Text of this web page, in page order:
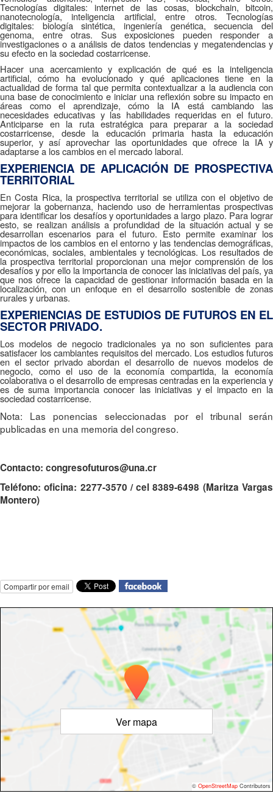
Tecnologías digitales: internet de las cosas, blockchain, bitcoin,
nanotecnología, inteligencia artificial, entre otros. Tecnologías
digitales: biología sintética, ingeniería genética, secuencia del
genoma, entre otras. Sus exposiciones pueden responder a
investigaciones o a análisis de datos tendencias y megatendencias y
su efecto en la sociedad costarricense.
Hacer una acercamiento y explicación de qué es la inteligencia
artificial, cómo ha evolucionado y qué aplicaciones tiene en la
actualidad de forma tal que permita contextualizar a la audiencia con
una base de conocimiento e iniciar una reflexión sobre su impacto en
áreas como el aprendizaje, cómo la IA está cambiando las
necesidades educativas y las habilidades requeridas en el futuro.
Anticiparse en la ruta estratégica para preparar a la sociedad
costarricense, desde la educación primaria hasta la educación
superior, y así aprovechar las oportunidades que ofrece la IA y
adaptarse a los cambios en el mercado laboral.
EXPERIENCIA DE APLICACIÓN DE PROSPECTIVA
TERRITORIAL
En Costa Rica, la prospectiva territorial se utiliza con el objetivo de
mejorar la gobernanza, haciendo uso de herramientas prospectivas
para identificar los desafíos y oportunidades a largo plazo. Para lograr
esto, se realizan análisis a profundidad de la situación actual y se
desarrollan escenarios para el futuro. Esto permite examinar los
impactos de los cambios en el entorno y las tendencias demográficas,
económicas, sociales, ambientales y tecnológicas. Los resultados de
la prospectiva territorial proporcionan una mejor comprensión de los
desafíos y por ello la importancia de conocer las iniciativas del país, ya
que nos ofrece la capacidad de gestionar información basada en la
localización, con un enfoque en el desarrollo sostenible de zonas
rurales y urbanas.
EXPERIENCIAS DE ESTUDIOS DE FUTUROS EN EL
SECTOR PRIVADO.
Los modelos de negocio tradicionales ya no son suficientes para
satisfacer los cambiantes requisitos del mercado. Los estudios futuros
en el sector privado abordan el desarrollo de nuevos modelos de
negocio, como el uso de la economía compartida, la economía
colaborativa o el desarrollo de empresas centradas en la experiencia y
es de suma importancia conocer las iniciativas y el impacto en la
sociedad costarricense.
Nota: Las ponencias seleccionadas por el tribunal serán
publicadas en una memoria del congreso.
Contacto: congresofuturos@una.cr
Teléfono: oficina: 2277-3570 / cel 8389-6498 (Maritza Vargas
Montero)
Compartir por email
Ver mapa
© OpenStreetMap Contributors